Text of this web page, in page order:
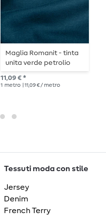
Maglia Romanit - tinta
unita verde petrolio
11,09 € *
1 metro | 11,09 € / metro
Tessuti moda con stile
Jersey
Denim
French Terry